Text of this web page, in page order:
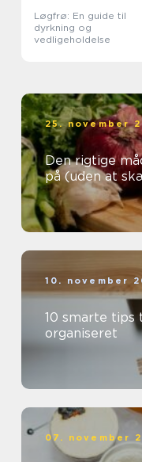
Løgfrø: En guide til
dyrkning og
vedligeholdelse
25. november
Den rigtige
på (uden at
10. november
10 smarte
organiseret
07. november